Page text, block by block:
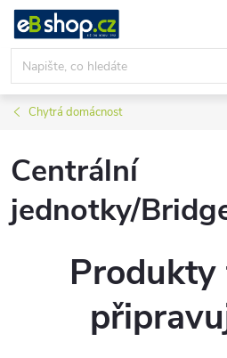
Přejít
obsah
Chytrá domácnost
Centrální
jednotky/